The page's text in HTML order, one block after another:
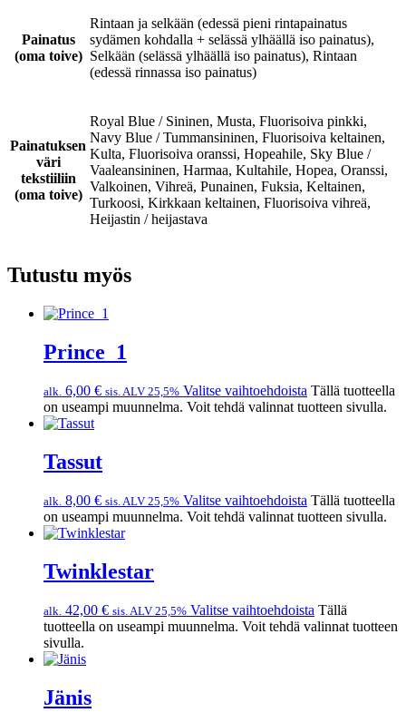
Painatus
(oma toive)
Rintaan ja selkään (edessä pieni rintapainatus
sydämen kohdalla + selässä ylhäällä iso painatus),
Selkään (selässä ylhäällä iso painatus), Rintaan
(edessä rinnassa iso painatus)
Painatuksen
väri
tekstiiliin
(oma toive)
Royal Blue / Sininen, Musta, Fluorisoiva pinkki,
Navy Blue / Tummansininen, Fluorisoiva keltainen,
Kulta, Fluorisoiva oranssi, Hopeahile, Sky Blue /
Vaaleansininen, Harmaa, Kultahile, Hopea, Oranssi,
Valkoinen, Vihreä, Punainen, Fuksia, Keltainen,
Turkoosi, Kirkkaan keltainen, Fluorisoiva vihreä,
Heijastin / heijastava
Tutustu myös
Prince_1
alk. 6,00 € sis. ALV 25,5% Valitse vaihtoehdoista Tällä tuotteella
on useampi muunnelma. Voit tehdä valinnat tuotteen sivulla.
Tassut
alk. 8,00 € sis. ALV 25,5% Valitse vaihtoehdoista Tällä tuotteella
on useampi muunnelma. Voit tehdä valinnat tuotteen sivulla.
Twinklestar
alk. 42,00 € sis. ALV 25,5% Valitse vaihtoehdoista Tällä
tuotteella on useampi muunnelma. Voit tehdä valinnat tuotteen
sivulla.
Jänis